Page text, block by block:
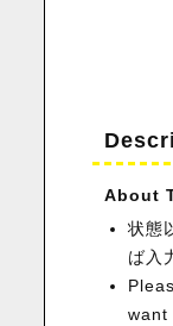
About
状態
ば入